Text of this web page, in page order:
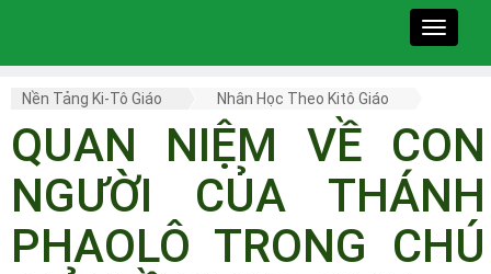
Toggle
Nền Tảng Ki-Tô Giáo Nhân Học Theo Kitô Giáo
QUAN NIỆM VỀ CON
NGƯỜI CỦA THÁNH
PHAOLÔ TRONG CHÚ